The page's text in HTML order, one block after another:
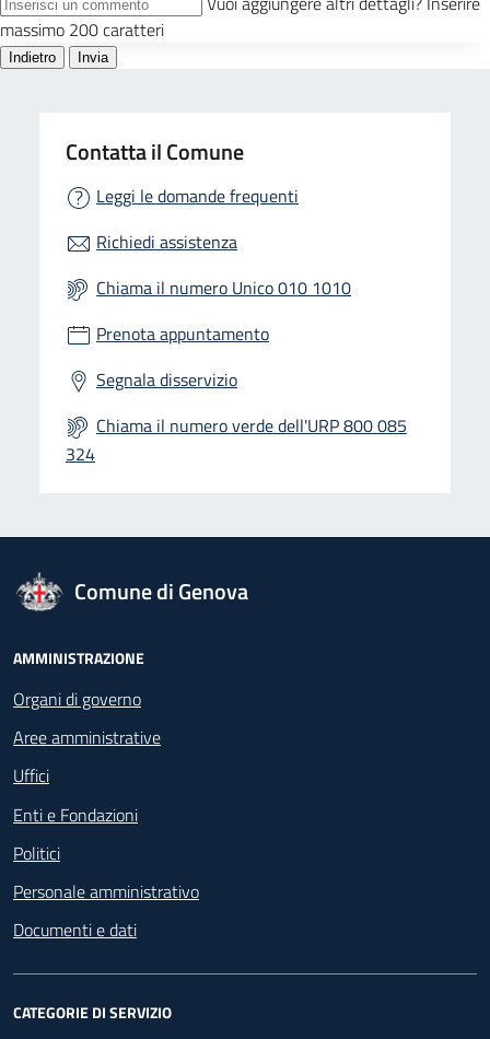
Contatta il Comune
Leggi le domande frequenti
Richiedi assistenza
Chiama il numero Unico 010 1010
Prenota appuntamento
Segnala disservizio
Chiama il numero verde dell'URP 800 085
324
logo Unione Europea
Comune di Genova
Footer - Navigazione
AMMINISTRAZIONE
Organi di governo
Aree amministrative
Uffici
Enti e Fondazioni
Politici
Personale amministrativo
Documenti e dati
CATEGORIE DI SERVIZIO